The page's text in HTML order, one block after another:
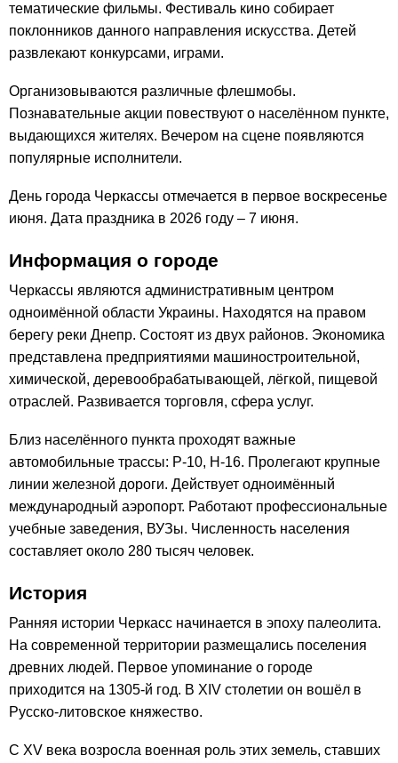
тематические фильмы. Фестиваль кино собирает
поклонников данного направления искусства. Детей
развлекают конкурсами, играми.
Организовываются различные флешмобы.
Познавательные акции повествуют о населённом пункте,
выдающихся жителях. Вечером на сцене появляются
популярные исполнители.
День города Черкассы отмечается в первое воскресенье
июня. Дата праздника в 2026 году – 7 июня.
Информация о городе
Черкассы являются административным центром
одноимённой области Украины. Находятся на правом
берегу реки Днепр. Состоят из двух районов. Экономика
представлена предприятиями машиностроительной,
химической, деревообрабатывающей, лёгкой, пищевой
отраслей. Развивается торговля, сфера услуг.
Близ населённого пункта проходят важные
автомобильные трассы: Р-10, Н-16. Пролегают крупные
линии железной дороги. Действует одноимённый
международный аэропорт. Работают профессиональные
учебные заведения, ВУЗы. Численность населения
составляет около 280 тысяч человек.
История
Ранняя истории Черкасс начинается в эпоху палеолита.
На современной территории размещались поселения
древних людей. Первое упоминание о городе
приходится на 1305-й год. В XIV столетии он вошёл в
Русско-литовское княжество.
С XV века возросла военная роль этих земель, ставших